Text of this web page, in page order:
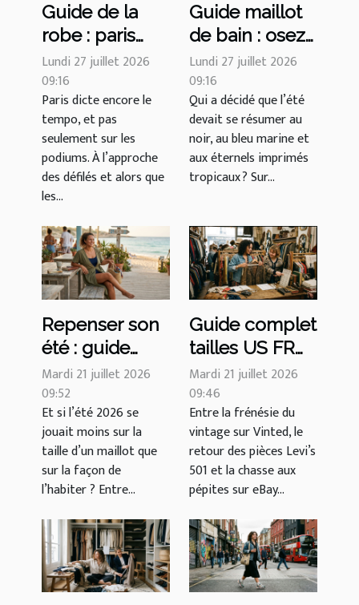
Guide de la
robe : paris
inspire les
codes
vestimentaires
de demain
Lundi 27 juillet 2026
09:16
Paris dicte encore le
tempo, et pas
seulement sur les
podiums. À l’approche
des défilés et alors que
les...
Guide maillot
de bain : osez
les couleurs
inattendues
cet été selon
les créateurs
français
Lundi 27 juillet 2026
09:16
Qui a décidé que l’été
devait se résumer au
noir, au bleu marine et
aux éternels imprimés
tropicaux ? Sur...
Repenser son
été : guide
maillot de bain
et confiance
en soi, le duo
inattendu
Mardi 21 juillet 2026
09:52
Et si l’été 2026 se
jouait moins sur la
taille d’un maillot que
sur la façon de
l’habiter ? Entre...
Guide complet
tailles US FR
UK, l’allié
secret des
accros du
vintage global
Mardi 21 juillet 2026
09:46
Entre la frénésie du
vintage sur Vinted, le
retour des pièces Levi’s
501 et la chasse aux
pépites sur eBay...